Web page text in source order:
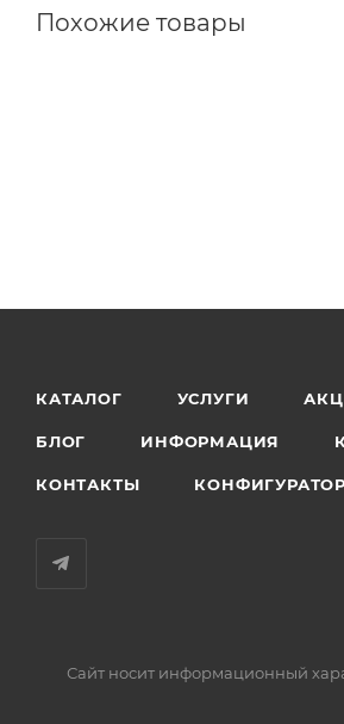
Похожие товары
КАТАЛОГ УСЛУГИ
БЛОГ ИНФОРМАЦИЯ
КОНТАКТЫ КОНФИГУРАТОР
Сайт носит информационный